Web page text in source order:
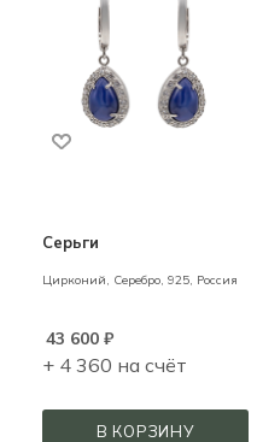
Серьги
Цирконий, Серебро, 925, Россия
43 600 ₽
+ 4 360 на счёт
В КОРЗИНУ